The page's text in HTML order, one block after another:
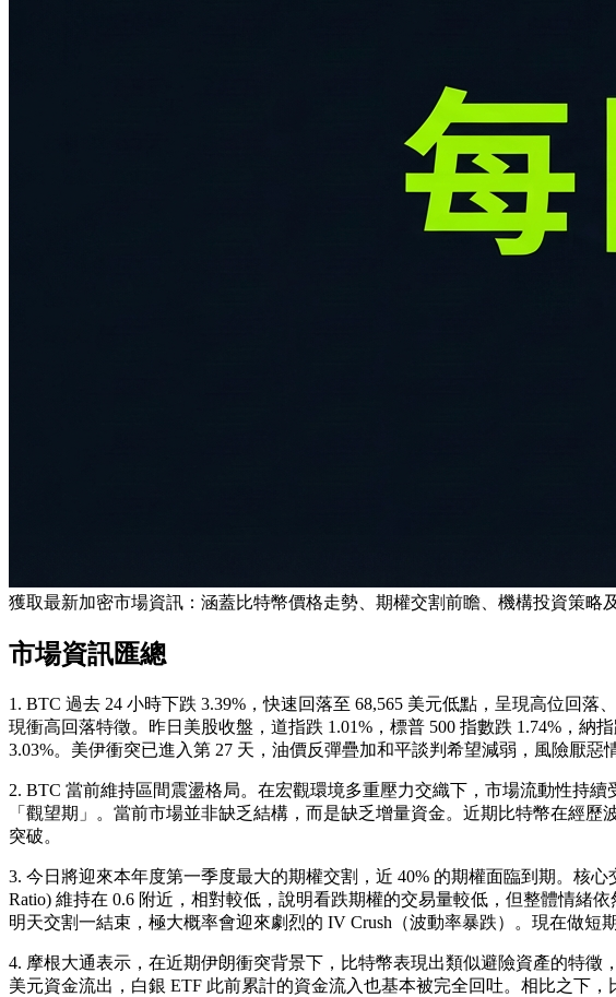
獲取最新加密市場資訊：涵蓋比特幣價格走勢、期權交割前瞻、機構投資策略
市場資訊匯總
1. BTC 過去 24 小時下跌 3.39%，快速回落至 68,565 美元低點，呈現高位回
現衝高回落特徵。昨日美股收盤，道指跌 1.01%，標普 500 指數跌 1.74%，納
3.03%。美伊衝突已進入第 27 天，油價反彈疊加和平談判希望減弱，風險厭惡
2. BTC 當前維持區間震盪格局。在宏觀環境多重壓力交織下，市場流動性持
「觀望期」。當前市場並非缺乏結構，而是缺乏增量資金。近期比特幣在經
突破。
3. 今日將迎來本年度第一季度最大的期權交割，近 40% 的期權面臨到期。核
Ratio) 維持在 0.6 附近，相對較低，說明看跌期權的交易量較低，但整體情緒
明天交割一結束，極大概率會迎來劇烈的 IV Crush（波動率暴跌）。現在做短
4. 摩根大通表示，在近期伊朗衝突背景下，比特幣表現出類似避險資產的特
美元資金流出，白銀 ETF 此前累計的資金流入也基本被完全回吐。相比之下